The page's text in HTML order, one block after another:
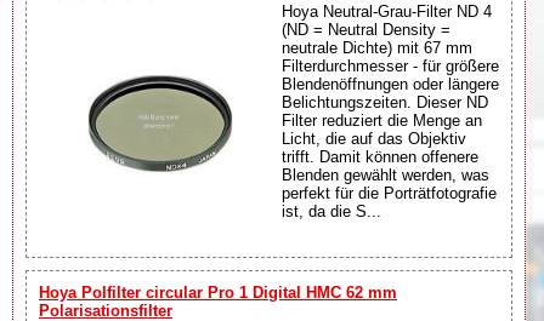
Hoya Neutral-Grau-Filter ND 4
(ND = Neutral Density =
neutrale Dichte) mit 67 mm
Filterdurchmesser - für größere
Blendenöffnungen oder längere
Belichtungszeiten. Dieser ND
Filter reduziert die Menge an
Licht, die auf das Objektiv
trifft. Damit können offenere
Blenden gewählt werden, was
perfekt für die Porträtfotografie
ist, da die S...
Hoya Polfilter circular Pro 1 Digital HMC 62 mm
Polarisationsfilter